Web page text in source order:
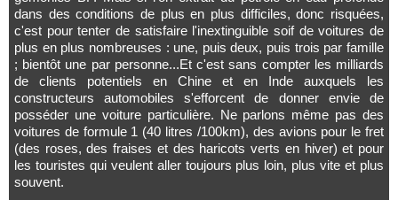
dans des conditions de plus en plus difficiles, donc risquées,
c'est pour tenter de satisfaire l'inextinguible soif de voitures de
plus en plus nombreuses : une, puis deux, puis trois par famille
; bientôt une par personne...Et c'est sans compter les milliards
de clients potentiels en Chine et en Inde auxquels les
constructeurs automobiles s'efforcent de donner envie de
posséder une voiture particulière. Ne parlons même pas des
voitures de formule 1 (40 litres /100km), des avions pour le fret
(des roses, des fraises et des haricots verts en hiver) et pour
les touristes qui veulent aller toujours plus loin, plus vite et plus
souvent.